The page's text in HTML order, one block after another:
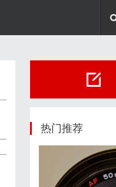
热门推荐